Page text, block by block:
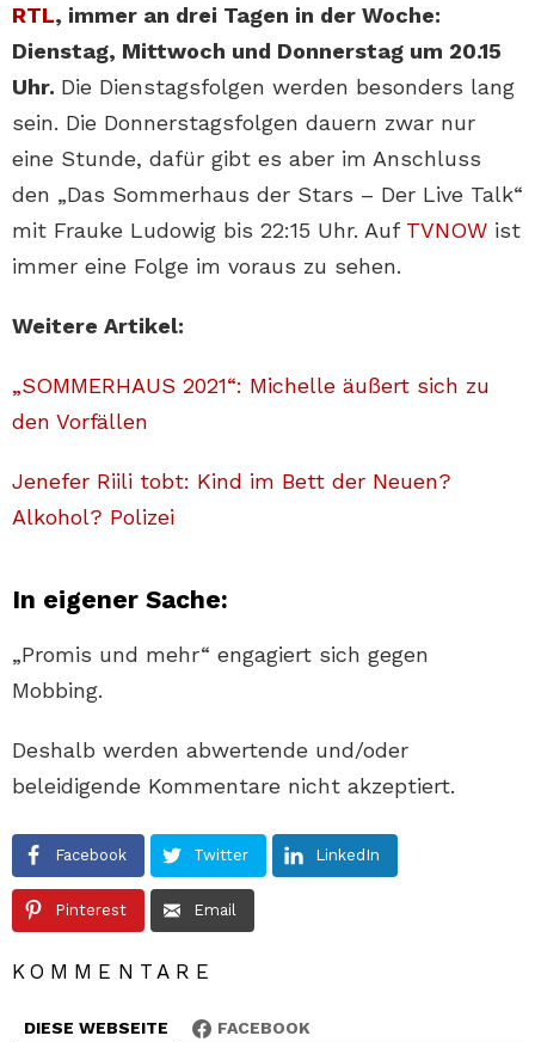
RTL, immer an drei Tagen in der Woche:
Dienstag, Mittwoch und Donnerstag um 20.15
Uhr. Die Dienstagsfolgen werden besonders lang
sein. Die Donnerstagsfolgen dauern zwar nur
eine Stunde, dafür gibt es aber im Anschluss
den „Das Sommerhaus der Stars – Der Live Talk“
mit Frauke Ludowig bis 22:15 Uhr. Auf TVNOW ist
immer eine Folge im voraus zu sehen.
Weitere Artikel:
„SOMMERHAUS 2021“: Michelle äußert sich zu
den Vorfällen
Jenefer Riili tobt: Kind im Bett der Neuen?
Alkohol? Polizei
In eigener Sache:
„Promis und mehr“ engagiert sich gegen
Mobbing.
Deshalb werden abwertende und/oder
beleidigende Kommentare nicht akzeptiert.
Facebook Twitter LinkedIn
Pinterest Email
KOMMENTARE
DIESE WEBSEITE FACEBOOK